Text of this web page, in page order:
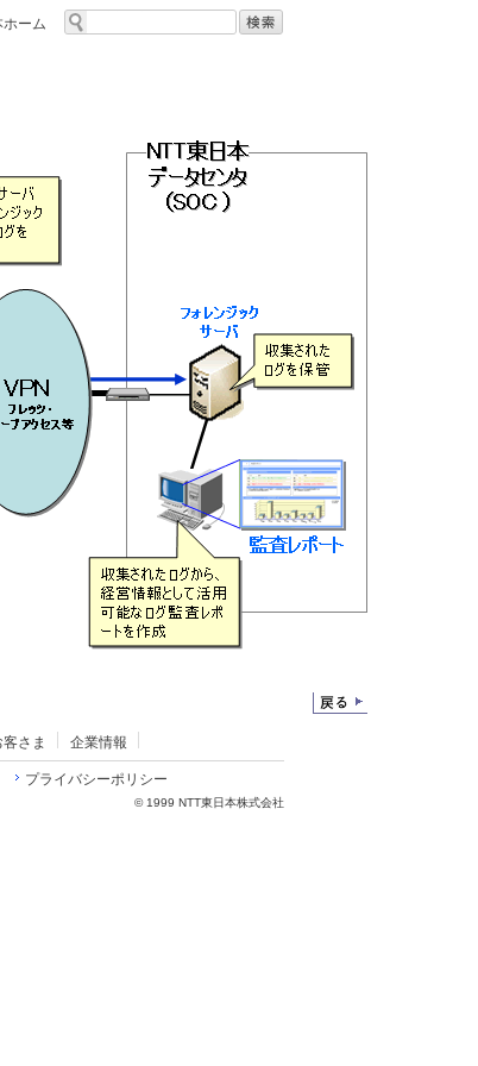
ホーム
さま 企業情報
プライバシーポリシー
©1999 NTT東日本株式会社